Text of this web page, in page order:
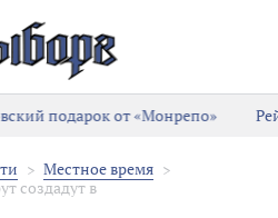
подарок от «Монрепо»
Местное время
создадут в